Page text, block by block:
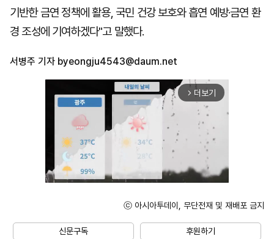
기반한 금연 정책에 활용, 국민 건강 보호와 흡연 예방·금연 환
경 조성에 기여하겠다"고 말했다.
서병주 기자 byeongju4543@daum.net
arrow_forward_ios 더보기
ⓒ 아시아투데이, 무단전재 및 재배포 금지
신문구독 후원하기